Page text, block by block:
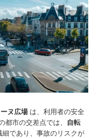
ヌ広場 は、利用者の安全
都市の交差点では、
自転
細であり、事故のリスクが